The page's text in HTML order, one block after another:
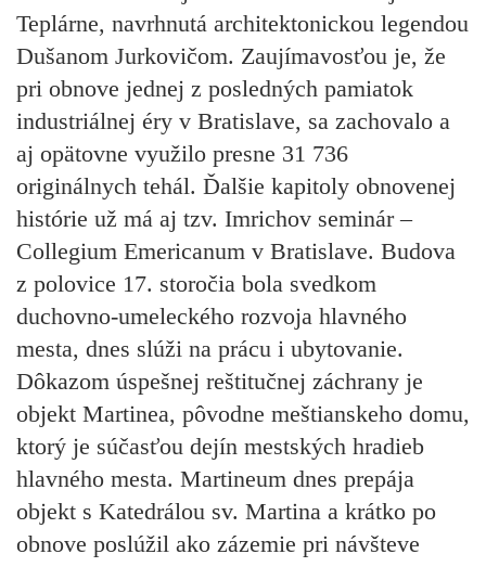
Teplárne, navrhnutá architektonickou legendou
Dušanom Jurkovičom. Zaujímavosťou je, že
pri obnove jednej z posledných pamiatok
industriálnej éry v Bratislave, sa zachovalo a
aj opätovne využilo presne 31 736
originálnych tehál. Ďalšie kapitoly obnovenej
histórie už má aj tzv. Imrichov seminár –
Collegium Emericanum v Bratislave. Budova
z polovice 17. storočia bola svedkom
duchovno-umeleckého rozvoja hlavného
mesta, dnes slúži na prácu i ubytovanie.
Dôkazom úspešnej reštitučnej záchrany je
objekt Martinea, pôvodne meštianskeho domu,
ktorý je súčasťou dejín mestských hradieb
hlavného mesta. Martineum dnes prepája
objekt s Katedrálou sv. Martina a krátko po
obnove poslúžil ako zázemie pri návšteve